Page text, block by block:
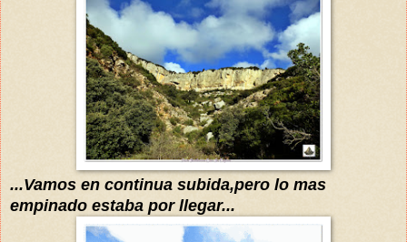
...Vamos en continua subida,pero lo mas
empinado estaba por llegar...